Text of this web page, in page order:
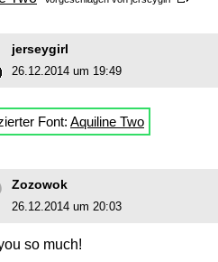
jerseygirl
26.12.2014 um 19:49
Font: Aquiline Two
Zozowok
26.12.2014 um 20:03
so much!